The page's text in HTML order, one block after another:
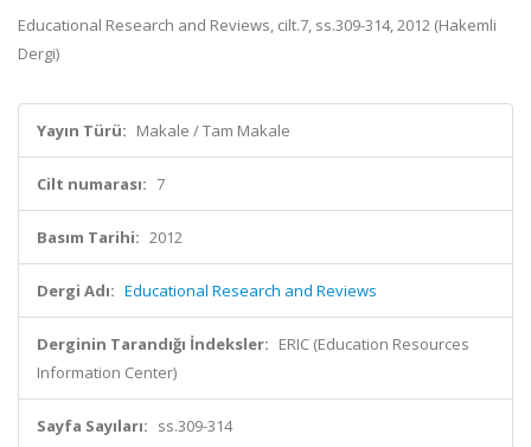
Educational Research and Reviews, cilt.7, ss.309-314, 2012 (Hakemli
Dergi)
Yayın Türü: Makale / Tam Makale
Cilt numarası: 7
Basım Tarihi: 2012
Dergi Adı: Educational Research and Reviews
Derginin Tarandığı İndeksler: ERIC (Education Resources
Information Center)
Sayfa Sayıları: ss.309-314